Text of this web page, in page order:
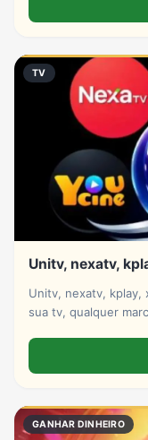
TV
Unitv, nexatv,
Unitv, nexatv, kplay,
sua tv, qualquer
GANHAR DINHEIRO